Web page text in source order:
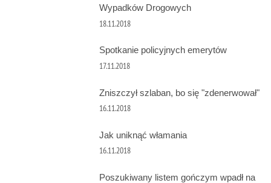
Wypadków Drogowych
18.11.2018
Spotkanie policyjnych emerytów
17.11.2018
Zniszczył szlaban, bo się "zdenerwował"
16.11.2018
Jak uniknąć włamania
16.11.2018
Poszukiwany listem gończym wpadł na